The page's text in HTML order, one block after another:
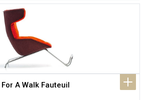
A Walk Fauteuil